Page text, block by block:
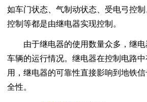
如车门状态、气制动状态、受电弓控制
控制等都是由继电器实现控制。
由于继电器的使用数量众多，继电
车辆的运行情况。继电器在控制电路
用，继电器的可靠性直接影响到地铁
全性。